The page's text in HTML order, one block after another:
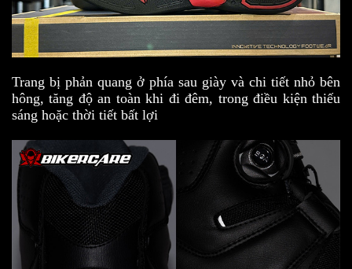
Trang bị phản quang ở phía sau giày và chi tiết nhỏ bên
hông, tăng độ an toàn khi đi đêm, trong điều kiện thiếu
sáng hoặc thời tiết bất lợi